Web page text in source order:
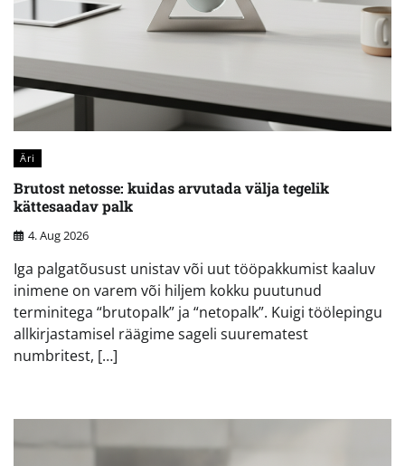
Äri
Brutost netosse: kuidas arvutada välja tegelik
kättesaadav palk
4. Aug 2026
Iga palgatõusust unistav või uut tööpakkumist kaaluv
inimene on varem või hiljem kokku puutunud
terminitega “brutopalk” ja “netopalk”. Kuigi töölepingu
allkirjastamisel räägime sageli suurematest
numbritest, […]